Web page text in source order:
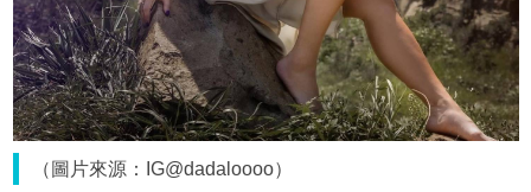
（圖片來源：IG@dadaloooo）